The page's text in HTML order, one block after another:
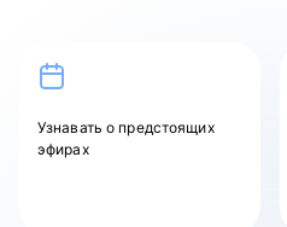
Узнаватьо предстоящих
эфирах